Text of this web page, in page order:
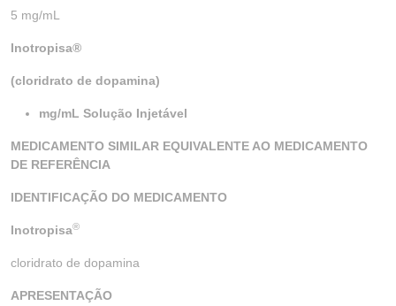
5 mg/mL
Inotropisa®
(cloridrato de dopamina)
mg/mL Solução Injetável
MEDICAMENTO SIMILAR EQUIVALENTE AO MEDICAMENTO
DE REFERÊNCIA
IDENTIFICAÇÃO DO MEDICAMENTO
Inotropisa®
cloridrato de dopamina
APRESENTAÇÃO